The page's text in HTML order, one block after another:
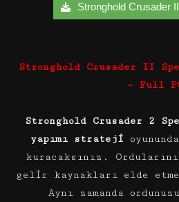
Stronghold Crusader
Stronghold Crusader II
– Full
Stronghold Crusader 2
yapımı strateji
kuracaksınız.
gelir kaynakları elde
Aynı zamanda